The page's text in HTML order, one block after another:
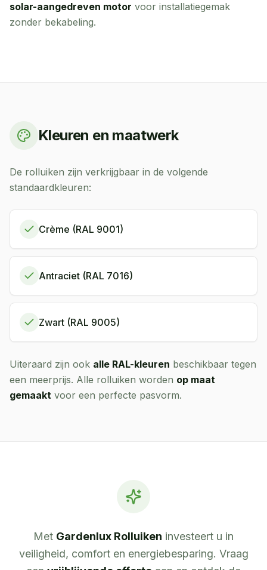
solar-aangedreven motor voor installatiegemak
zonder bekabeling.
Kleuren en maatwerk
De rolluiken zijn verkrijgbaar in de volgende
standaardkleuren:
Crème (RAL 9001)
Antraciet (RAL 7016)
Zwart (RAL 9005)
Uiteraard zijn ook alle RAL-kleuren beschikbaar tegen
een meerprijs. Alle rolluiken worden op maat
gemaakt voor een perfecte pasvorm.
Met Gardenlux Rolluiken investeert u in
veiligheid, comfort en energiebesparing. Vraag